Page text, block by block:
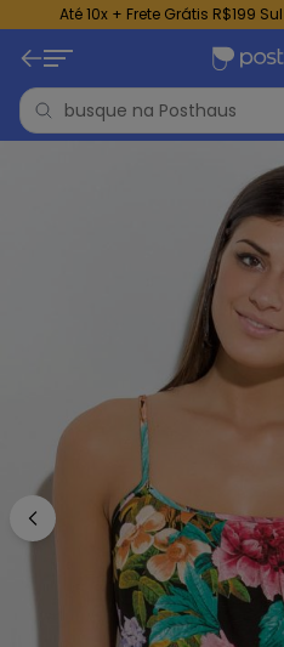
Até 10x + Frete Grátis R$199